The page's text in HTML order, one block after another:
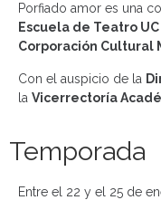
Porfiado amor es una
Escuela de Teatro UC
Corporación Cultural
Con el auspicio de la
la Vicerrectoría
Temporada
Entre el 22 y el 25 de